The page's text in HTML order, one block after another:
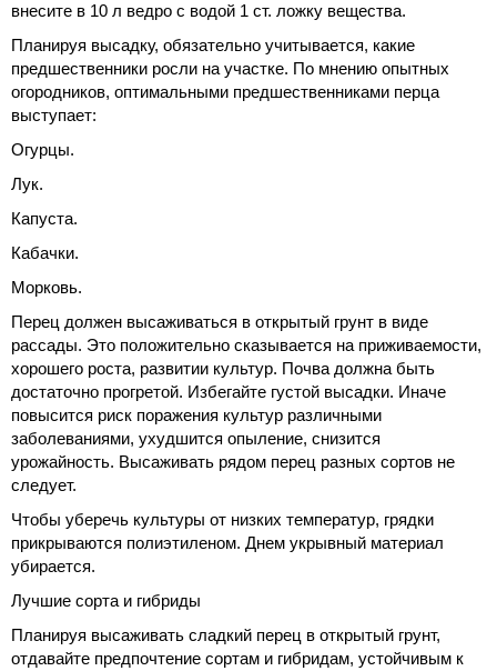
внесите в 10 л ведро с водой 1 ст. ложку вещества.
Планируя высадку, обязательно учитывается, какие
предшественники росли на участке. По мнению опытных
огородников, оптимальными предшественниками перца
выступает:
Огурцы.
Лук.
Капуста.
Кабачки.
Морковь.
Перец должен высаживаться в открытый грунт в виде
рассады. Это положительно сказывается на приживаемости,
хорошего роста, развитии культур. Почва должна быть
достаточно прогретой. Избегайте густой высадки. Иначе
повысится риск поражения культур различными
заболеваниями, ухудшится опыление, снизится
урожайность. Высаживать рядом перец разных сортов не
следует.
Чтобы уберечь культуры от низких температур, грядки
прикрываются полиэтиленом. Днем укрывный материал
убирается.
Лучшие сорта и гибриды
Планируя высаживать сладкий перец в открытый грунт,
отдавайте предпочтение сортам и гибридам, устойчивым к